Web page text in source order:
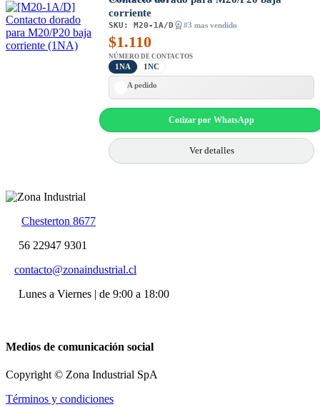
corriente
SKU: M20-1A/D #3 mas vendido
$1.110
NÚMERO DE CONTACTOS
1NA 1NC
A pedido
Cotizar por WhatsApp
Ver detalles
Chesterton 8677
56 22947 9301
contacto@zonaindustrial.cl
Lunes a Viernes | de 9:00 a 18:00
Medios de comunicación social
Copyright © Zona Industrial SpA
Términos y condiciones